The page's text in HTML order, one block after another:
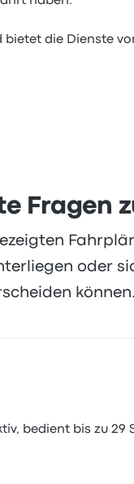
die Dienste
Fragen
oder
können.
bedient bis zu